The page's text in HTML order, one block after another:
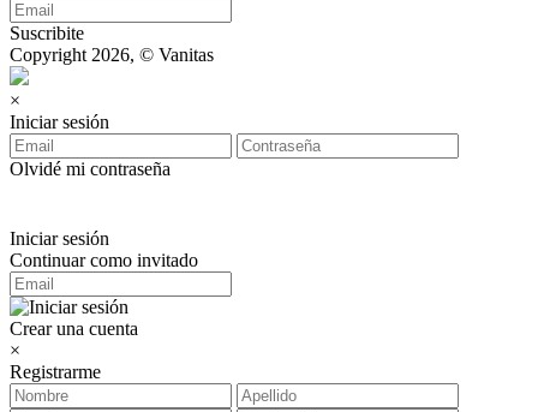
Suscribite
Copyright 2026, © Vanitas
×
Iniciar sesión
Olvidé mi contraseña
Iniciar sesión
Continuar como invitado
Crear una cuenta
×
Registrarme